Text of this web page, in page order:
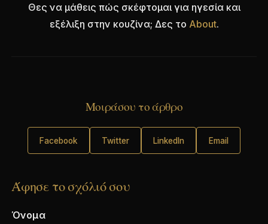
Θες να μάθεις πώς σκέφτομαι για ηγεσία και
εξέλιξη στην κουζίνα; Δες το About.
Μοιράσου το άρθρο
Facebook Twitter LinkedIn Email
Άφησε το σχόλιό σου
Όνομα